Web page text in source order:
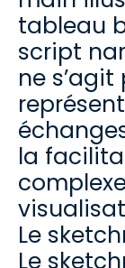
tableau
script
ne s’agit
la
Le
Le